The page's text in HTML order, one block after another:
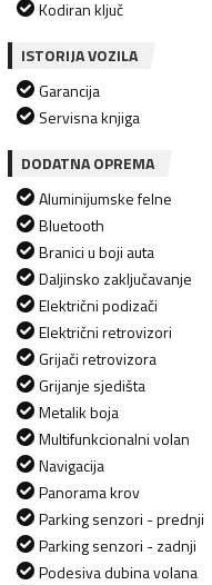
Kodiran ključ
ISTORIJA VOZILA
Garancija
Servisna knjiga
DODATNA OPREMA
Aluminijumske felne
Bluetooth
Branici u boji auta
Daljinsko zaključavanje
Električni podizači
Električni retrovizori
Grijači retrovizora
Grijanje sjedišta
Metalik boja
Multifunkcionalni volan
Navigacija
Panorama krov
Parking senzori - prednji
Parking senzori - zadnji
Podesiva dubina volana